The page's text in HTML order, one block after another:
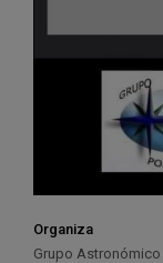
Organiza
Grupo Astronómico